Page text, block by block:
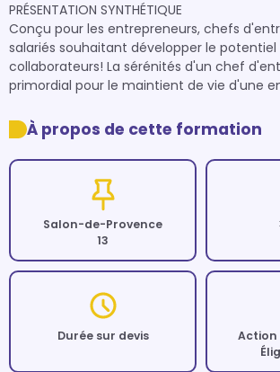
PRÉSENTATION SYNTHÉTIQUE
Conçu pour les entrepreneurs, chefs
salariés souhaitant développer le potentiel
collaborateurs! La sérénités d'un chef
primordial pour le maintient de vie d'une
À propos de cette formation
Salon-de-Provence
13
Durée sur devis